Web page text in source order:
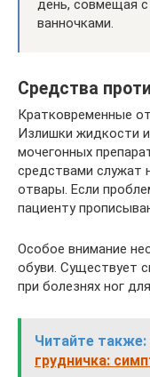
день, совмещая
ванночками.
Средства
Кратковременные
Излишки жидкости
мочегонных
средствами служат
отвары. Если
пациенту
Особое внимание
обуви. Существует
при болезнях ног
Читайте также:
грудничка: